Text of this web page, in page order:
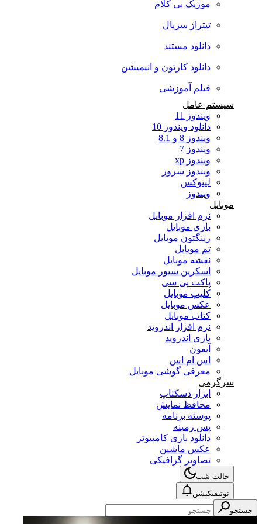
موزیک بی کلام
تیتراژ سریال
دانلود مستند
دانلود کارتون و انیمیشن
فیلم آموزشی
سیستم عامل
ویندوز 11
دانلود ویندوز 10
ویندوز 8 و 8.1
ویندوز 7
ویندوز xp
ویندوز سرور
لینوکس
ویندوز
موبایل
نرم افزار موبایل
بازی موبایل
رینگتون موبایل
تم موبایل
نقشه موبایل
اسکرین سیور موبایل
پاکت پی سی
کلیپ موبایل
عکس موبایل
کتاب موبایل
نرم افزار اندروید
بازی اندروید
آیفون
اس ام اس
معرفی گوشی موبایل
سرگرمی
ابزار دسکتاپ
محافظ نمایش
پوسته برنامه
پس زمینه
دانلود بازی کامپیوتر
عکس ماشین
تصاویر گرافیکی
حالت شب
نوتیفیکیشن
جستجو